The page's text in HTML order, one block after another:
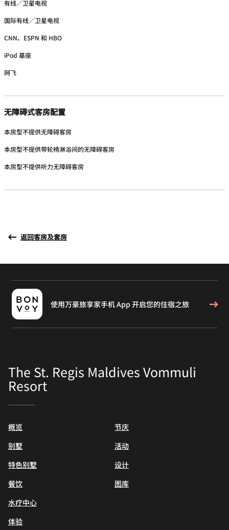
有线／卫星电视
国际有线／卫星电视
CNN、ESPN 和 HBO
iPod 基座
网飞
无障碍式客房配置
本房型不提供无障碍客房
本房型不提供带轮椅淋浴间的无障碍客房
本房型不提供听力无障碍客房
返回客房及套房
使用万豪旅享家手机 App 开启您的住宿之旅
The St. Regis Maldives Vommuli
Resort
概览
别墅
特色别墅
餐饮
水疗中心
体验
节庆
活动
设计
图库